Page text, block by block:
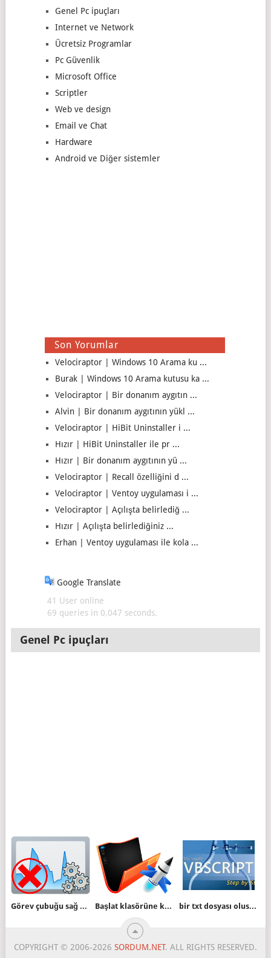
Genel Pc ipuçları
Internet ve Network
Ücretsiz Programlar
Pc Güvenlik
Microsoft Office
Scriptler
Web ve design
Email ve Chat
Hardware
Android ve Diğer sistemler
Son Yorumlar
Velociraptor | Windows 10 Arama ku ...
Burak | Windows 10 Arama kutusu ka ...
Velociraptor | Bir donanım aygıtın ...
Alvin | Bir donanım aygıtının yükl ...
Velociraptor | HiBit Uninstaller i ...
Hızır | HiBit Uninstaller ile pr ...
Hızır | Bir donanım aygıtının yü ...
Velociraptor | Recall özelliğini d ...
Velociraptor | Ventoy uygulaması i ...
Velociraptor | Açılışta belirlediğ ...
Hızır | Açılışta belirlediğiniz ...
Erhan | Ventoy uygulaması ile kola ...
Google Translate
41 User online
69 queries in 0,047 seconds.
Genel Pc ipuçları
Görev çubuğu sağ tuşuna Görevi sonladır ekleyin Başlat klasörüne kolayca kısayol oluşturalım bir txt dosyası olusturalım - silelim (vbs)
COPYRIGHT © 2006-2026 SORDUM.NET. ALL RIGHTS RESERVED.